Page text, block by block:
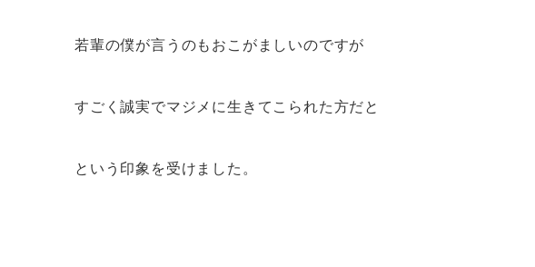
若輩の僕が言うのもおこがましいのですが
すごく誠実でマジメに生きてこられた方だと
という印象を受けました。